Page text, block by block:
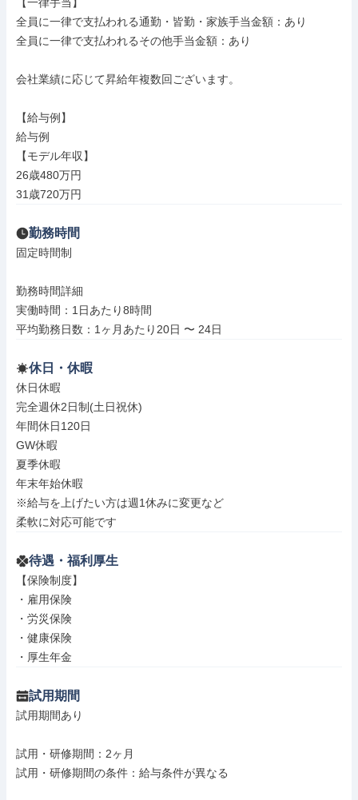
全員に一律で支払われる通勤・皆勤・家族手当金額：あり
全員に一律で支払われるその他手当金額：あり
会社業績に応じて昇給年複数回ございます。
【給与例】
給与例
【モデル年収】
26歳480万円
31歳720万円
勤務時間
固定時間制
勤務時間詳細
実働時間：1日あたり8時間
平均勤務日数：1ヶ月あたり20日 〜 24日
休日・休暇
休日休暇
完全週休2日制(土日祝休)
年間休日120日
GW休暇
夏季休暇
年末年始休暇
※給与を上げたい方は週1休みに変更など
柔軟に対応可能です
待遇・福利厚生
【保険制度】
・雇用保険
・労災保険
・健康保険
・厚生年金
試用期間
試用期間あり
試用・研修期間：2ヶ月
試用・研修期間の条件：給与条件が異なる